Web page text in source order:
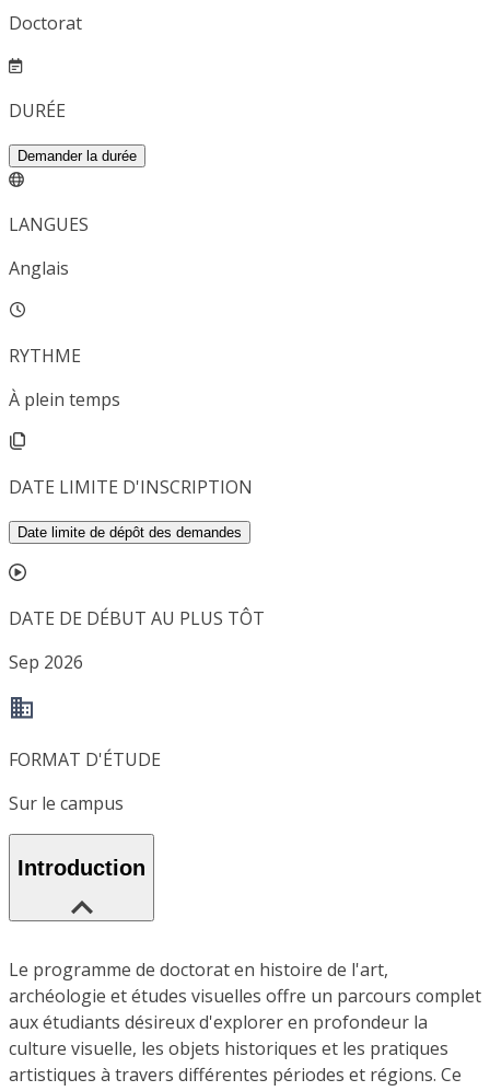
Doctorat
DURÉE
Demander la durée
LANGUES
Anglais
RYTHME
À plein temps
DATE LIMITE D'INSCRIPTION
Date limite de dépôt des demandes
DATE DE DÉBUT AU PLUS TÔT
Sep 2026
FORMAT D'ÉTUDE
Sur le campus
Introduction
Le programme de doctorat en histoire de l'art,
archéologie et études visuelles offre un parcours complet
aux étudiants désireux d'explorer en profondeur la
culture visuelle, les objets historiques et les pratiques
artistiques à travers différentes périodes et régions. Ce